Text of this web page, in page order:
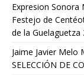
Expresion Sonora
Festejo de
de la Guelaguetza
Jaime Javier Melo
SELECCIÓN DE